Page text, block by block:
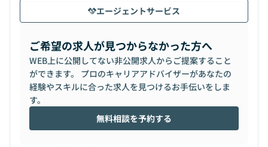
エージェントサービス
ご希望の求人が見つからなかった方へ
WEB上に公開してない非公開求人からご提案すること
ができます。 プロのキャリアアドバイザーがあなたの
経験やスキルに合った求人を見つけるお手伝いをしま
す。
無料相談を予約する